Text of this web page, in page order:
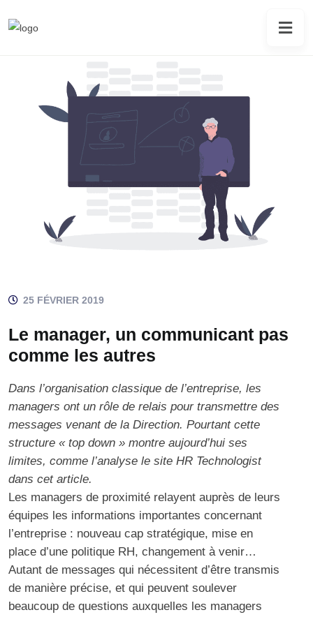
25 FÉVRIER 2019
Le manager, un communicant pas
comme les autres
Dans l’organisation classique de l’entreprise, les
managers ont un rôle de relais pour transmettre des
messages venant de la Direction. Pourtant cette
structure « top down » montre aujourd’hui ses
limites, comme l’analyse le site HR Technologist
dans cet article.
Les managers de proximité relayent auprès de leurs
équipes les informations importantes concernant
l’entreprise : nouveau cap stratégique, mise en
place d’une politique RH, changement à venir…
Autant de messages qui nécessitent d’être transmis
de manière précise, et qui peuvent soulever
beaucoup de questions auxquelles les managers